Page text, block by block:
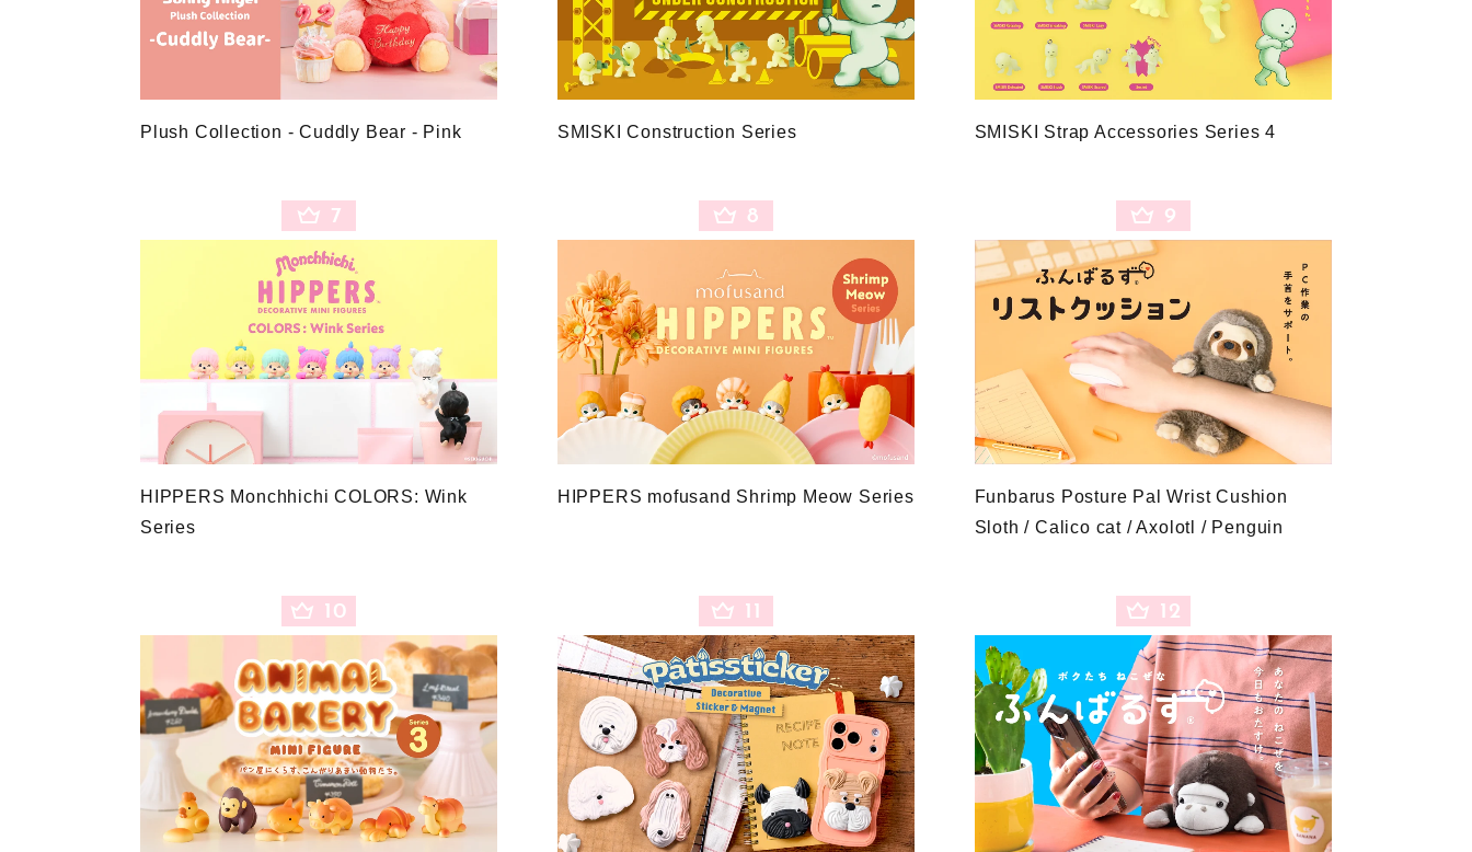
Plush Collection - Cuddly Bear - Pink SMISKI Construction Series SMISKI Strap Accessories Series 4
7
HIPPERS Monchhichi COLORS: Wink
Series
8
HIPPERS mofusand Shrimp Meow Series
9
Funbarus Posture Pal Wrist Cushion
Sloth / Calico cat / Axolotl / Penguin
10 11 12